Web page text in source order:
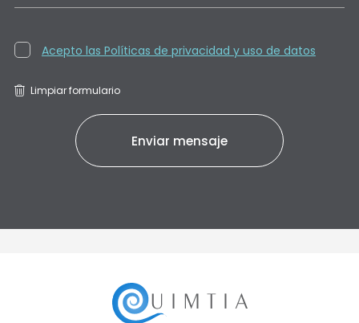
Acepto las Políticas de privacidad y uso de datos
Limpiar formulario